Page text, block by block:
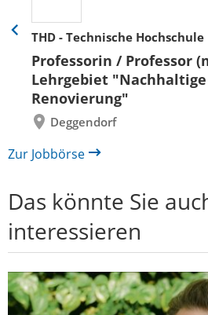
THD - Technische
Professorin / Professor
Lehrgebiet
Renovierung"
Deggendorf
Eine
zurück
Zur Jobbörse
Das könnte Sie
interessieren